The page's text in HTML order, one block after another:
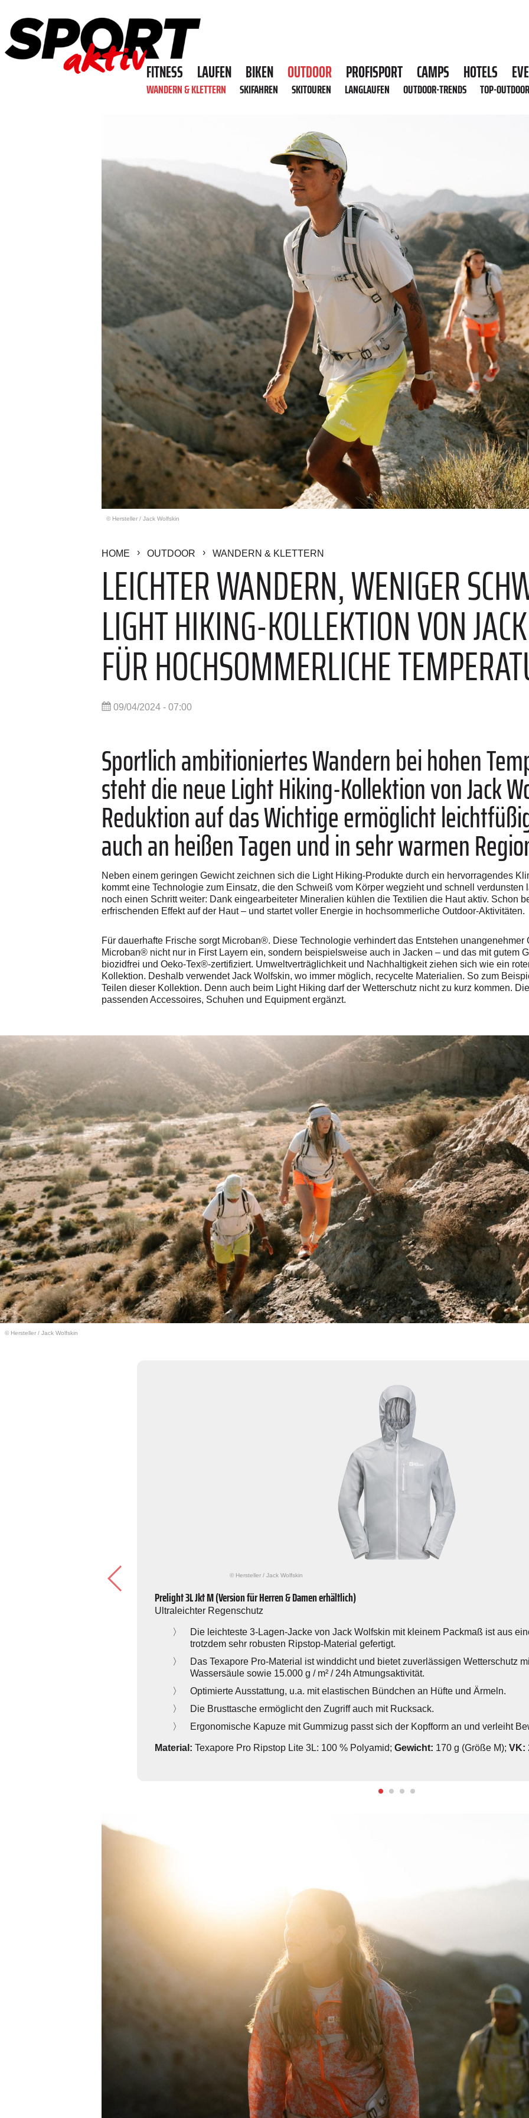
FITNESS LAUFEN BIKEN OUTDOOR PROFISPORT CAMPS HOTELS
WANDERN & KLETTERN SKIFAHREN SKITOUREN LANGLAUFEN OUTDOOR-TRENDS TOP-
© Hersteller / Jack Wolfskin
HOME OUTDOOR WANDERN & KLETTERN
LEICHTER WANDERN, WENIGER
LIGHT HIKING-KOLLEKTION VON
FÜR HOCHSOMMERLICHE
09/04/2024 - 07:00
Sportlich ambitioniertes Wandern bei hohen
steht die neue Light Hiking-Kollektion von Jack
Reduktion auf das Wichtige ermöglicht
auch an heißen Tagen und in sehr warmen
Neben einem geringen Gewicht zeichnen sich die Light Hiking-Produkte durch ein hervorragendes
kommt eine Technologie zum Einsatz, die den Schweiß vom Körper wegzieht und schnell verdunsten
noch einen Schritt weiter: Dank eingearbeiteter Mineralien kühlen die Textilien die Haut aktiv. Schon
erfrischenden Effekt auf der Haut – und startet voller Energie in hochsommerliche Outdoor-Aktivitäten.
Für dauerhafte Frische sorgt Microban®. Diese Technologie verhindert das Entstehen unangenehmer
Microban® nicht nur in First Layern ein, sondern beispielsweise auch in Jacken – und das mit gutem
biozidfrei und Oeko-Tex®-zertifiziert. Umweltverträglichkeit und Nachhaltigkeit ziehen sich wie ein
Kollektion. Deshalb verwendet Jack Wolfskin, wo immer möglich, recycelte Materialien. So zum
Teilen dieser Kollektion. Denn auch beim Light Hiking darf der Wetterschutz nicht zu kurz kommen.
passenden Accessoires, Schuhen und Equipment ergänzt.
© Hersteller / Jack Wolfskin
© Hersteller / Jack Wolfskin
Prelight 3L Jkt M (Version für Herren & Damen erhältlich)
Ultraleichter Regenschutz
Die leichteste 3-Lagen-Jacke von Jack Wolfskin mit kleinem Packmaß ist aus
trotzdem sehr robusten Ripstop-Material gefertigt.
Das Texapore Pro-Material ist winddicht und bietet zuverlässigen Wetterschutz
Wassersäule sowie 15.000 g / m² / 24h Atmungsaktivität.
Optimierte Ausstattung, u.a. mit elastischen Bündchen an Hüfte und Ärmeln.
Die Brusttasche ermöglicht den Zugriff auch mit Rucksack.
Ergonomische Kapuze mit Gummizug passt sich der Kopfform an und verleiht
Material: Texapore Pro Ripstop Lite 3L: 100 % Polyamid; Gewicht: 170 g (Größe M); VK: